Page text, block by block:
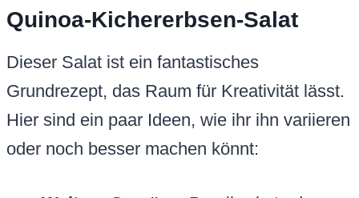
Quinoa-Kichererbsen-Salat
Dieser Salat ist ein fantastisches
Grundrezept, das Raum für Kreativität lässt.
Hier sind ein paar Ideen, wie ihr ihn variieren
oder noch besser machen könnt: